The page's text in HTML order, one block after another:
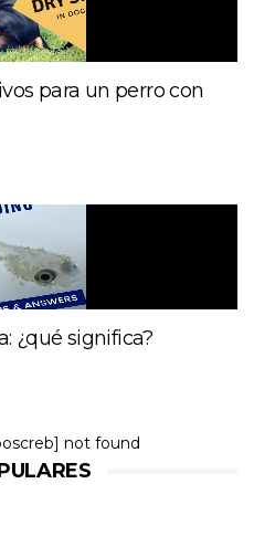
para un perro con
¿qué significa?
not found